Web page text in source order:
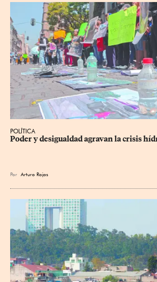
POLÍTICA
Poder y desigualdad agravan la crisis
Por Arturo Rojas